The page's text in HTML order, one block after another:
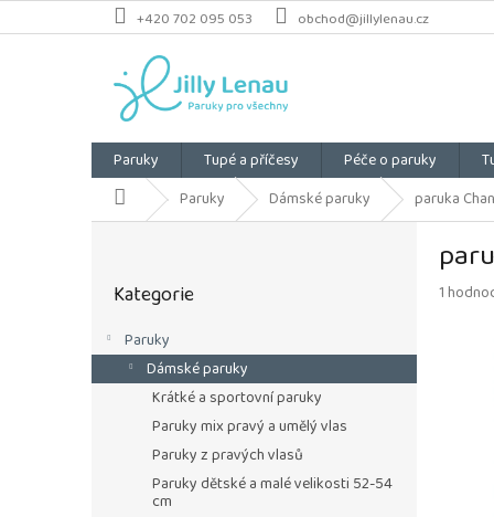
Přejít
na
+420 702 095 053 obchod@jillylenau.cz
Paruky Tupé a příčesy Péče o paruky
Domů Paruky Dámské paruky paruka
P
a
n
kategorie
Kategorie
Paruky
Dámské paruky
Krátké a sportovní paruky
Paruky mix pravý a umělý vlas
Paruky z pravých vlasů
Paruky dětské a malé velikosti 52-54
cm
1